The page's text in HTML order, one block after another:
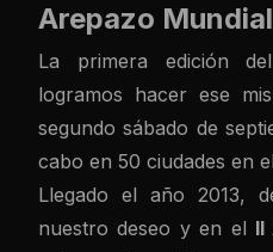
Arepazo Mundial
La primera edición
logramos hacer ese
segundo sábado de
cabo en 50 ciudades en
Llegado el año 2013,
nuestro deseo y en el II